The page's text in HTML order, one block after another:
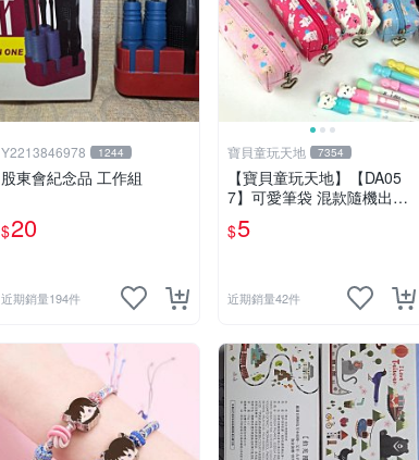
Y2213846978 1244
股東會紀念品 工作組
$20
近期銷量194件
寶貝童玩天地 7354
【寶貝童玩天地】【DA05
7】可愛筆袋 混款隨機出貨
特價*LT01
$5
近期銷量42件